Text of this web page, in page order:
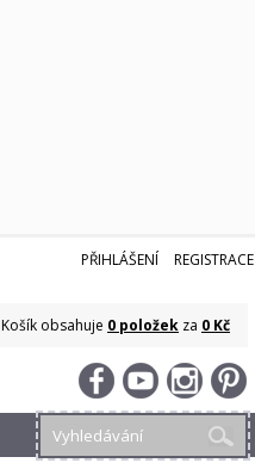
PŘIHLÁŠENÍ REGISTRACE
Košík obsahuje 0 položek za 0 Kč